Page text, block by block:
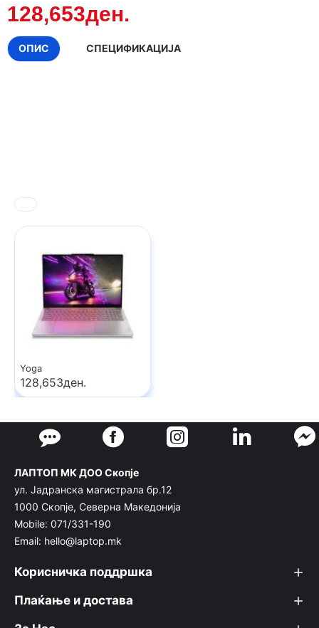
128,653ден.
ОПИС СПЕЦИФИКАЦИЈА
Yoga
128,653ден.
ЛАПТОП МК ДОО Скопје
ул. Јадранска магистрала бр.12
1000 Скопје, Северна Македонија
Mobile: 071/331-190
Email: hello@laptop.mk
Корисничка поддршка
Плаќање и достава